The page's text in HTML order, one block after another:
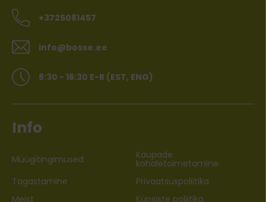
+3725081457
info@bosse.ee
8:30 - 16:30 E-R (EST, ENG)
Info
Müügitingimused Kaupade
kohaletoimetamine
Tagastamine
Privaatsuspoliitika
Meist
Küpsiste poliitika